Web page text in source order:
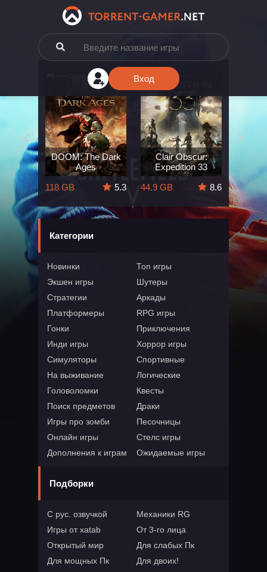
Вход
The
5.7
DOOM: The Dark
Ages
118 GB
5.3
Clair Obscur:
Expedition 33
44.9 GB
8.6
164 GB
Категории
Новинки
Топ игры
Экшен игры
Шутеры
Стратегии
Аркады
Платформеры
RPG игры
Гонки
Приключения
Инди игры
Хоррор игры
Симуляторы
Спортивные
На выживание
Логические
Головоломки
Квесты
Поиск предметов
Драки
Игры про зомби
Песочницы
Онлайн игры
Стелс игры
Дополнения к играм
Ожидаемые игры
Подборки
С рус. озвучкой
Механики RG
Игры от xatab
От 3-го лица
Открытый мир
Для слабых Пк
Для мощных Пк
Для двоих!